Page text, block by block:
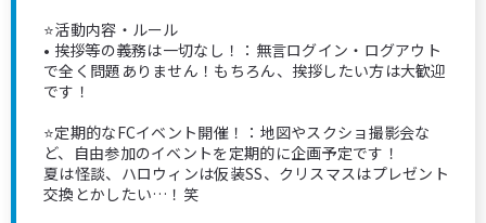
⭐️活動内容・ルール
• 挨拶等の義務は一切なし！：無言ログイン・ログアウト
で全く問題ありません！もちろん、挨拶したい方は大歓迎
です！
⭐️定期的なFCイベント開催！：地図やスクショ撮影会な
ど、自由参加のイベントを定期的に企画予定です！
夏は怪談、ハロウィンは仮装SS、クリスマスはプレゼント
交換とかしたい…！笑